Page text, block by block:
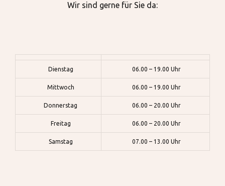
Wir sind gerne für Sie da:
Dienstag 06.00 – 19.00 Uhr
Mittwoch 06.00 – 19.00 Uhr
Donnerstag 06.00 – 20.00 Uhr
Freitag 06.00 – 20.00 Uhr
Samstag 07.00 – 13.00 Uhr